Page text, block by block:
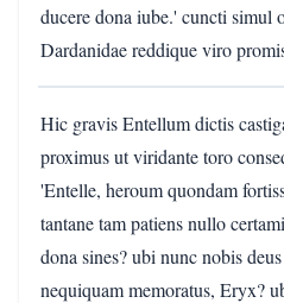
ducere dona iube.' cuncti simul
Dardanidae reddique viro
Hic gravis Entellum dictis
proximus ut viridante toro
'Entelle, heroum quondam
tantane tam patiens nullo
dona sines? ubi nunc nobis
nequiquam memoratus, Eryx?